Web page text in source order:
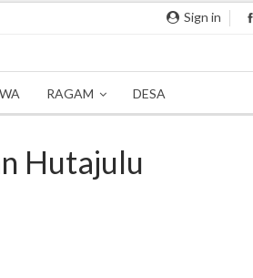
Sign in
RAGAM DESA
Hutajulu